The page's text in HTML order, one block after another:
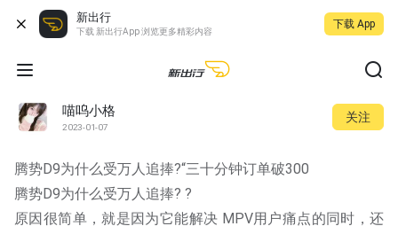
新出行
下载 新出行App 浏览更多精彩内容
下载 App
喵呜小格
2023-01-07
关注
腾势D9为什么受万人追捧?“三十分钟订单破300
腾势D9为什么受万人追捧? ?
原因很简单，就是因为它能解决 MPV用户痛点的同时，还